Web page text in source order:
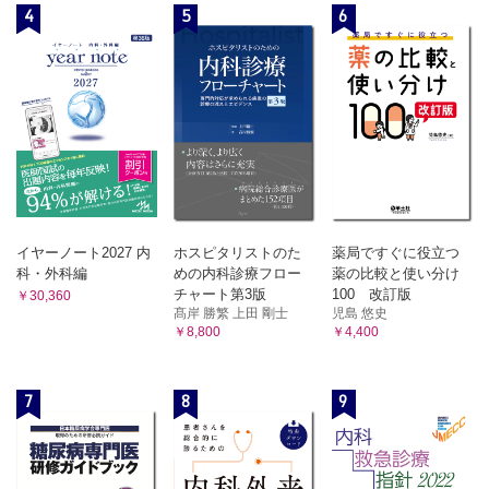
4
イヤーノート2027 内
科・外科編
￥30,360
5
ホスピタリストのた
めの内科診療フロー
チャート第3版
髙岸 勝繁 上田 剛士
￥8,800
6
薬局ですぐに役立つ
薬の比較と使い分け
100 改訂版
児島 悠史
￥4,400
7 8 9